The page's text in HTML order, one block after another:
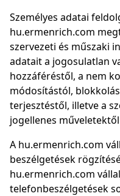
Személyes adatai
hu.ermenrich.com
szervezeti és műszaki
adatait a jogosulatlan
hozzáféréstől, a nem
módosítástól,
terjesztéstől, illetve a
jogellenes
A hu.ermenrich.com
beszélgetések
hu.ermenrich.com
telefonbeszélgetések